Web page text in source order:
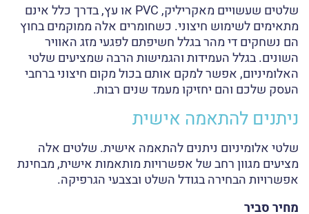
שלטים שעשויים מאקריליק, PVC או עץ, בדרך כלל אינם
מתאימים לשימוש חיצוני. כשחומרים אלה ממוקמים בחוץ
הם נשחקים די מהר בגלל חשיפתם לפגעי מזג האוויר
השונים. בגלל העמידות והגמישות הרבה שמציעים שלטי
האלומיניום, אפשר למקם אותם בכול מקום חיצוני ברחבי
העסק שלכם והם יחזיקו מעמד שנים רבות.
ניתנים להתאמה אישית
שלטי אלומיניום ניתנים להתאמה אישית. שלטים אלה
מציעים מגוון רחב של אפשרויות מותאמות אישית, מבחינת
אפשרויות הבחירה בגודל השלט ובצבעי הגרפיקה.
מחיר סביר